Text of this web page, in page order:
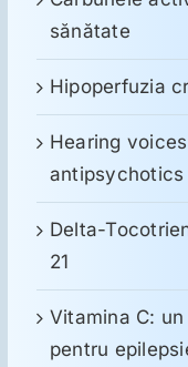
sănătate
Hipoperfuzia
Hearing
antipsychotics
Delta-
21
Vitamina C:
pentru